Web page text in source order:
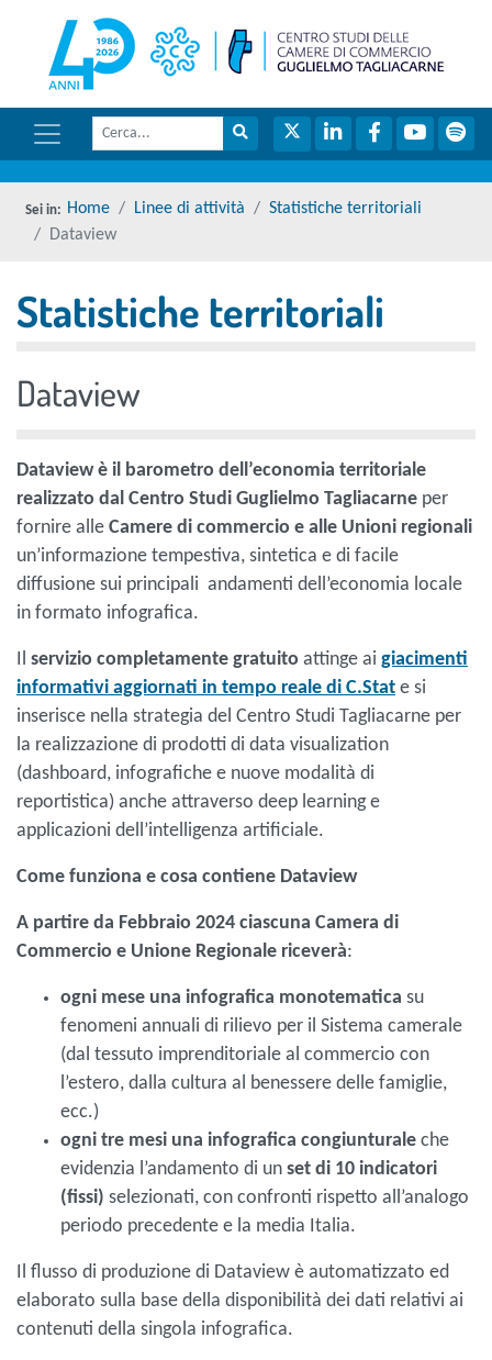
Vai ai contenuti
Menu di navigazione
Cerca
torna al menu di scelta rapida
Menu di navigazione principale
torna al menu di scelta rapida
Cerca nel sito Twitter LinkedIn FacebookYouTube
Home Linee di attività
Statistiche territoriali
Dataview
torna al menu di scelta rapida
Statistiche territoriali
Dataview
Dataview è il barometro dell’economia territoriale
realizzato dal Centro Studi Guglielmo Tagliacarne per
fornire alle Camere di commercio e alle Unioni regionali
un’informazione tempestiva, sintetica e di facile
diffusione sui principali andamenti dell’economia locale
in formato infografica.
servizio completamente gratuito attinge ai giacimenti
informativi aggiornati in tempo reale di C.Stat e si
inserisce nella strategia del Centro Studi Tagliacarne per
la realizzazione di prodotti di data visualization
(dashboard, infografiche e nuove modalità di
reportistica) anche attraverso deep learning e
applicazioni dell’intelligenza artificiale.
Come funziona e cosa contiene Dataview
A partire da Febbraio 2024 ciascuna Camera di
Commercio e Unione Regionale riceverà:
ogni mese una infografica monotematica su
fenomeni annuali di rilievo per il Sistema camerale
(dal tessuto imprenditoriale al commercio con
l’estero, dalla cultura al benessere delle famiglie,
ecc.)
ogni tre mesi una infografica congiunturale che
evidenzia l’andamento di un set di 10 indicatori
(fissi) selezionati, con confronti rispetto all’analogo
periodo precedente e la media Italia.
Il flusso di produzione di Dataview è automatizzato ed
elaborato sulla base della disponibilità dei dati relativi ai
contenuti della singola infografica.